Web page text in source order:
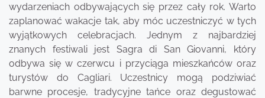
wydarzeniach odbywających się przez cały rok. Warto
zaplanować wakacje tak, aby móc uczestniczyć w tych
wyjątkowych celebracjach. Jednym z najbardziej
znanych festiwali jest Sagra di San Giovanni, który
odbywa się w czerwcu i przyciąga mieszkańców oraz
turystów do Cagliari. Uczestnicy mogą podziwiać
barwne procesje, tradycyjne tańce oraz degustować